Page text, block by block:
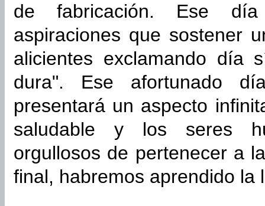
de fabricación. Ese día
aspiraciones que sostener
alicientes exclamando día
dura". Ese afortunado
presentará un aspecto
saludable y los seres
orgullosos de pertenecer a
final, habremos aprendido la